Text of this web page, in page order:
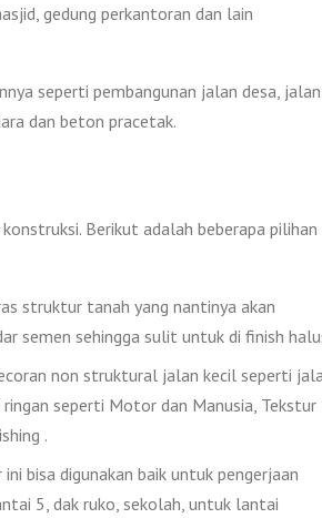
gedung perkantoran dan lain
seperti pembangunan jalan desa, jalan
dan beton pracetak.
Berikut adalah beberapa pilihan
struktur tanah yang nantinya akan
semen sehingga sulit untuk di finish
non struktural jalan kecil seperti
seperti Motor dan Manusia, Tekstur
.
bisa digunakan baik untuk pengerjaan
5, dak ruko, sekolah, untuk lantai